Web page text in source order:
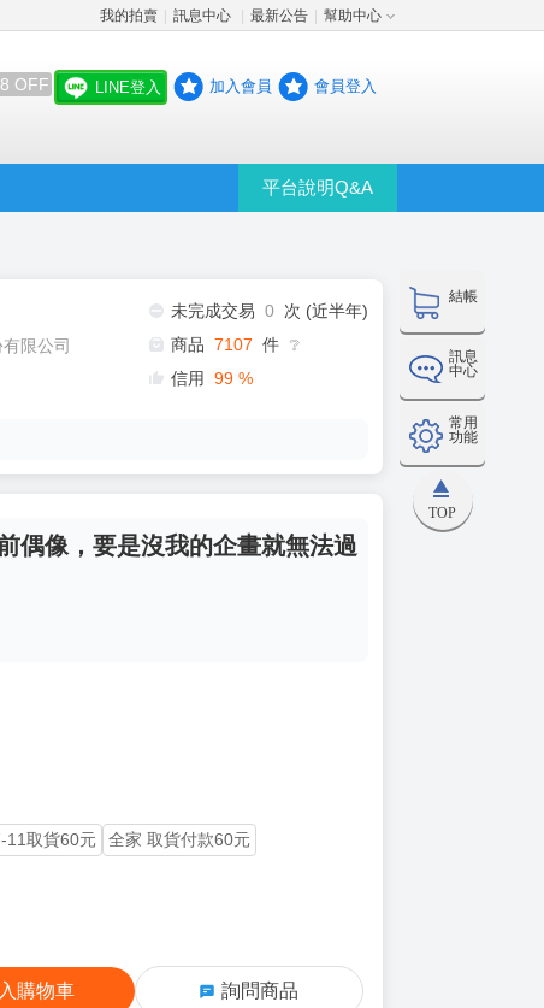
我的拍賣 訊息中心 最新公告 幫助中心
OFF LINE登入 加入會員 會員登入
平台說明Q&A
結帳
訊息
中心
常用
功能
TOP
限公司
未完成交易 0
次 (近半年)
商品 7107 件 ❔
信用 99 %
偶像，要是沒我的企畫就無法過
11取貨60元
全家 取貨付款60元
購物車 詢問商品